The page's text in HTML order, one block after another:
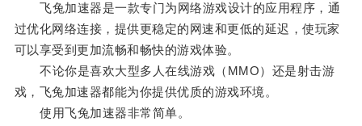
飞兔加速器是一款专门为网络游戏设计的应用程序，通
过优化网络连接，提供更稳定的网速和更低的延迟，使玩家
可以享受到更加流畅和畅快的游戏体验。
不论你是喜欢大型多人在线游戏（MMO）还是射击游
戏，飞兔加速器都能为你提供优质的游戏环境。
使用飞兔加速器非常简单。